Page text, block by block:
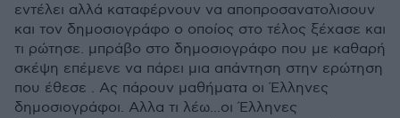
εντέλει αλλά καταφέρνουν να αποπροσανατολισουν
και τον δημοσιογράφο ο οποίος στο τέλος ξέχασε και
τι ρώτησε. μπράβο στο δημοσιογράφο που με καθαρή
σκέψη επέμενε να πάρει μια απάντηση στην ερώτηση
που έθεσε . Ας πάρουν μαθήματα οι Έλληνες
δημοσιογράφοι. Αλλα τι λέω...οι Έλληνες